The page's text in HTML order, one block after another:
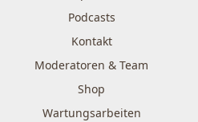
Podcasts
Kontakt
Moderatoren & Team
Shop
Wartungsarbeiten